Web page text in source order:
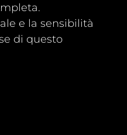
e la sensibilità
di questo